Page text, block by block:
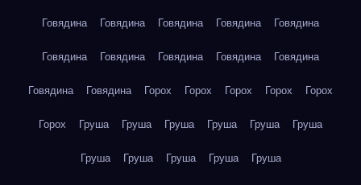
Говядина Говядина Говядина Говядина Говядина
Говядина Говядина Говядина Говядина Говядина
Говядина Говядина Горох Горох Горох Горох Горох
Горох Груша Груша Груша Груша Груша Груша
Груша Груша Груша Груша Груша